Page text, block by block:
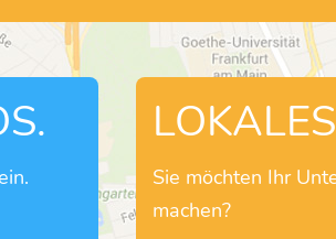
Sie möchten Ihr
machen?